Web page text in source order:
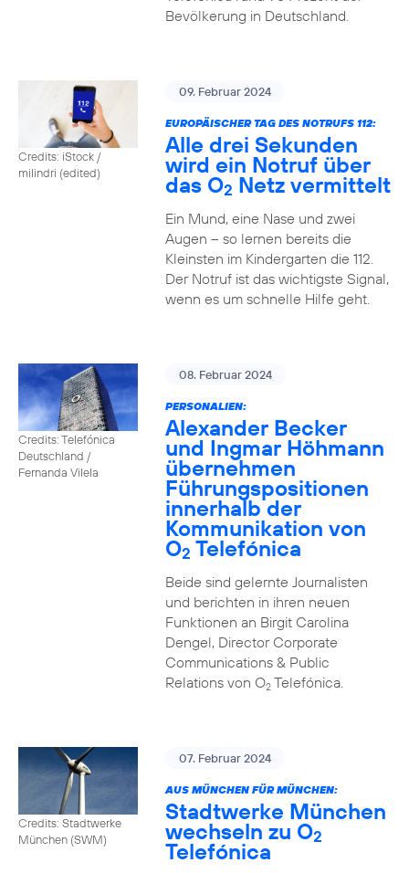
Bevölkerung in Deutschland.
Credits: iStock /
milindri (edited)
09. Februar 2024
EUROPÄISCHER TAG DES NOTRUFS 112:
Alle drei Sekunden
wird ein Notruf über
das O2 Netz vermittelt
Ein Mund, eine Nase und zwei
Augen – so lernen bereits die
Kleinsten im Kindergarten die 112.
Der Notruf ist das wichtigste Signal,
wenn es um schnelle Hilfe geht.
Credits: Telefónica
Deutschland /
Fernanda Vilela
08. Februar 2024
PERSONALIEN:
Alexander Becker
und Ingmar Höhmann
übernehmen
Führungspositionen
innerhalb der
Kommunikation von
O2 Telefónica
Beide sind gelernte Journalisten
und berichten in ihren neuen
Funktionen an Birgit Carolina
Dengel, Director Corporate
Communications & Public
Relations von O2Telefónica.
Credits: Stadtwerke
München (SWM)
07. Februar 2024
AUS MÜNCHEN FÜR MÜNCHEN:
Stadtwerke München
wechseln zu O2
Telefónica